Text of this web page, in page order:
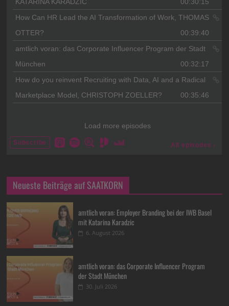
Neueste Beiträge auf SAATKORN
amtlich voran: Employer Branding bei der IWB Basel
mit Katarina Karadzic
6. August 2026
amtlich voran: das Corporate Influencer Program
der Stadt München
30. Juli 2026